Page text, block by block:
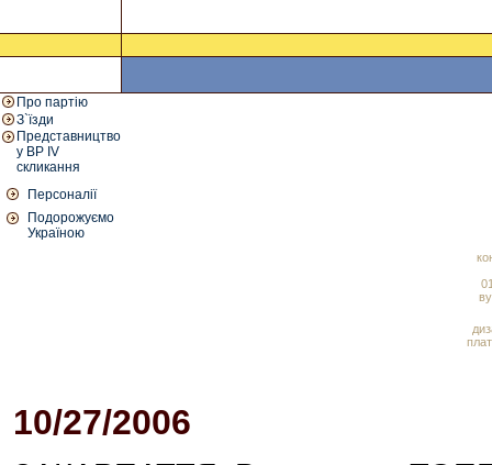
Про партію
З`їзди
Представництво
у ВР IV
скликання
Персоналії
Подорожуємо
Україною
10/27/2006